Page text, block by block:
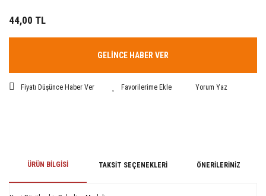
44,00 TL
GELİNCE HABER VER
Fiyatı Düşünce Haber Ver Yorum Yaz
ÜRÜN BILGISI TAKSIT SEÇENEKLERI ÖNERILERINIZ